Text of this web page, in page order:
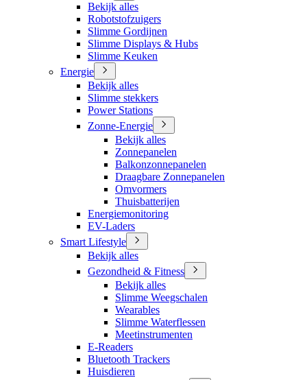
Bekijk alles
Robotstofzuigers
Slimme Gordijnen
Slimme Displays & Hubs
Slimme Keuken
Energie
Bekijk alles
Slimme stekkers
Power Stations
Zonne-Energie
Bekijk alles
Zonnepanelen
Balkonzonnepanelen
Draagbare Zonnepanelen
Omvormers
Thuisbatterijen
Energiemonitoring
EV-Laders
Smart Lifestyle
Bekijk alles
Gezondheid & Fitness
Bekijk alles
Slimme Weegschalen
Wearables
Slimme Waterflessen
Meetinstrumenten
E-Readers
Bluetooth Trackers
Huisdieren